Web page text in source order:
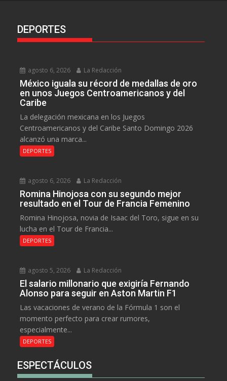
DEPORTES
agosto 6, 2026 La Redacción
México iguala su récord de medallas de oro
en unos Juegos Centroamericanos y del
Caribe
La delegación mexicana en los Juegos
Centroamericanos y del Caribe Santo Domingo 2026
alcanzó una marca...
DEPORTES
agosto 6, 2026 La Redacción
Romina Hinojosa con su segundo mejor
resultado en el Tour de Francia Femenino
Romina Hinojosa, novia de Isaac del Toro, sigue en su
lucha en el Tour de Francia...
DEPORTES
agosto 5, 2026 La Redacción
El salario millonario que exigiría Fernando
Alonso para seguir en Aston Martin F1
Las vacaciones de verano de la Fórmula 1 son el
momento perfecto para crear rumores,
especialmente...
DEPORTES
ESPECTÁCULOS